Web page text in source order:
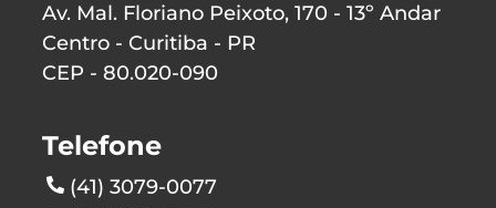
Av. Mal. Floriano Peixoto, 170 - 13º Andar
Centro - Curitiba - PR
CEP - 80.020-090
Telefone
(41) 3079-0077